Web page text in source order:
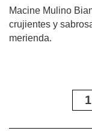
Macine Mulino
crujientes y
merienda.
Mulino